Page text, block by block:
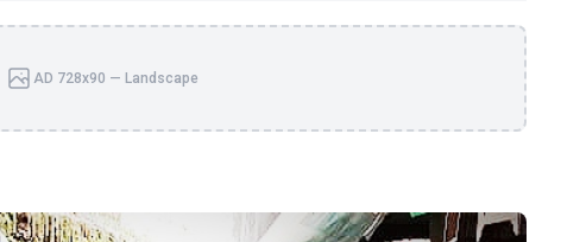
AD 728x90 — Landscape